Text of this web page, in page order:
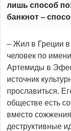
лишь способ
банкнот –
– Жил в Греции в
человек по
Артемиды в
источник
прославиться.
обществе есть
вместо
деструктивные